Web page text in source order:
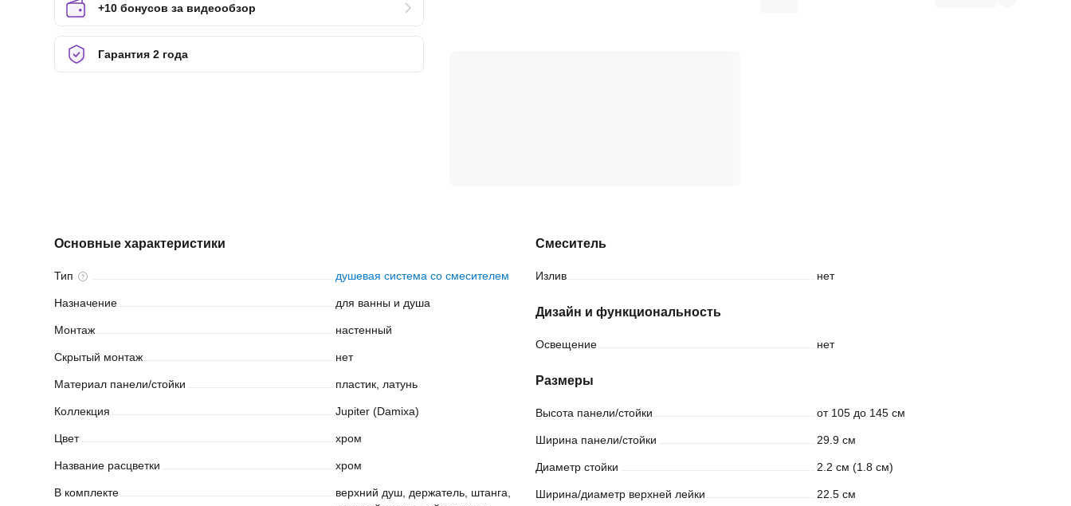
+10 бонусов за видеообзор
Гарантия 2 года
Основные характеристики
Тип душевая система со смесителем
Назначение для ванны и душа
Монтаж настенный
Скрытый монтаж нет
Материал панели/стойки пластик, латунь
Коллекция Jupiter (Damixa)
Цвет хром
Название расцветки хром
В комплекте
верхний душ, держатель, штанга,
Смеситель
Излив нет
Дизайн и функциональность
Освещение нет
Размеры
Высота панели/стойки от 105 до 145 см
Ширина панели/стойки 29.9 см
Диаметр стойки 2.2 см (1.8 см)
Ширина/диаметр верхней лейки 22.5 см